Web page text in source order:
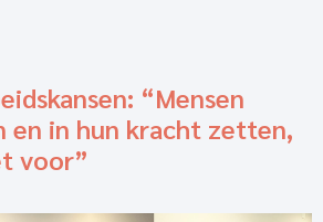
“Mensen
en in hun kracht zetten,
voor”